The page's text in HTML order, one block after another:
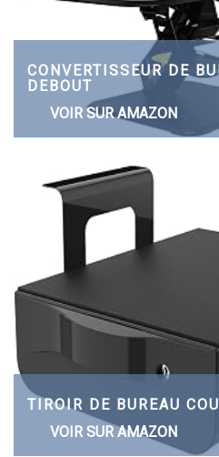
CONVERTISSEUR DE
DEBOUT
VOIR SUR AMAZON
TIROIR DE BUREAU
VOIR SUR AMAZON